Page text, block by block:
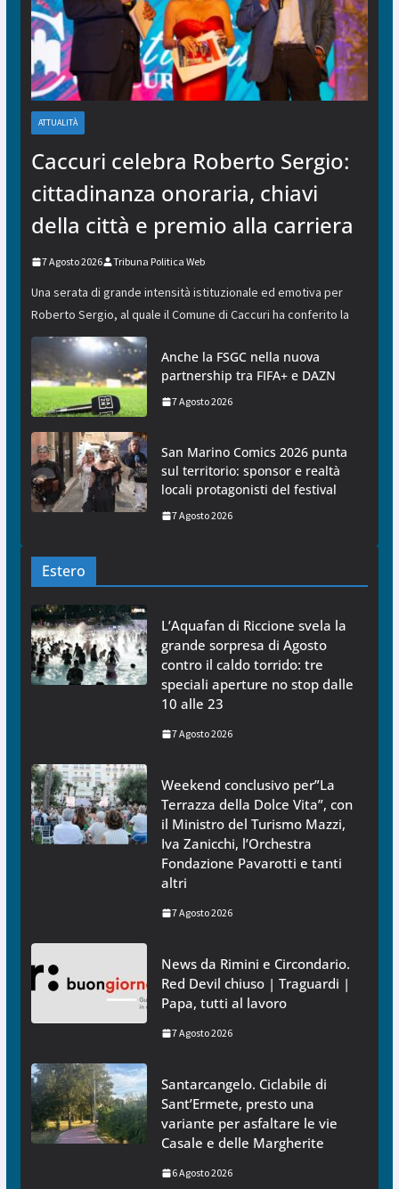
ATTUALITÀ
Caccuri celebra Roberto Sergio:
cittadinanza onoraria, chiavi
della città e premio alla carriera
7 Agosto 2026 Tribuna Politica Web
Una serata di grande intensità istituzionale ed emotiva per
Roberto Sergio, al quale il Comune di Caccuri ha conferito la
Anche la FSGC nella nuova
partnership tra FIFA+ e DAZN
7 Agosto 2026
San Marino Comics 2026 punta
sul territorio: sponsor e realtà
locali protagonisti del festival
7 Agosto 2026
Estero
L’Aquafan di Riccione svela la
grande sorpresa di Agosto
contro il caldo torrido: tre
speciali aperture no stop dalle
10 alle 23
7 Agosto 2026
Weekend conclusivo per”La
Terrazza della Dolce Vita”, con
il Ministro del Turismo Mazzi,
Iva Zanicchi, l’Orchestra
Fondazione Pavarotti e tanti
altri
7 Agosto 2026
News da Rimini e Circondario.
Red Devil chiuso | Traguardi |
Papa, tutti al lavoro
7 Agosto 2026
Santarcangelo. Ciclabile di
Sant’Ermete, presto una
variante per asfaltare le vie
Casale e delle Margherite
6 Agosto 2026